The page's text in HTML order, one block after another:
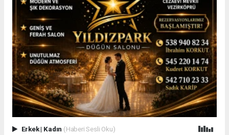
Erkek| Kadın (Haberi Sesli Oku)